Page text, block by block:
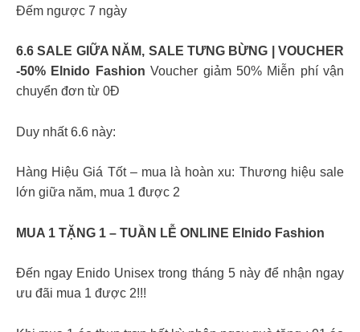
Đếm ngược 7 ngày
6.6 SALE GIỮA NĂM, SALE TƯNG BỪNG | VOUCHER
-50% Elnido Fashion Voucher giảm 50% Miễn phí vận
chuyển đơn từ 0Đ
Duy nhất 6.6 này:
Hàng Hiệu Giá Tốt – mua là hoàn xu: Thương hiệu sale
lớn giữa năm, mua 1 được 2
MUA 1 TẶNG 1 – TUẦN LỄ ONLINE Elnido Fashion
Đến ngay Enido Unisex trong tháng 5 này để nhận ngay
ưu đãi mua 1 được 2!!!